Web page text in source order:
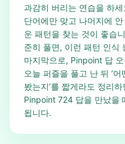
과감히 버리는 연습을 하
단어에만 맞고 나머지에
운 패턴을 찾는 것이 좋습
준히 풀면, 이런 패턴 인식
마지막으로, Pinpoint 답
오늘 퍼즐을 풀고 난 뒤 ‘
봤는지’를 짧게라도 정리
Pinpoint 724 답을 만났을
됩니다.